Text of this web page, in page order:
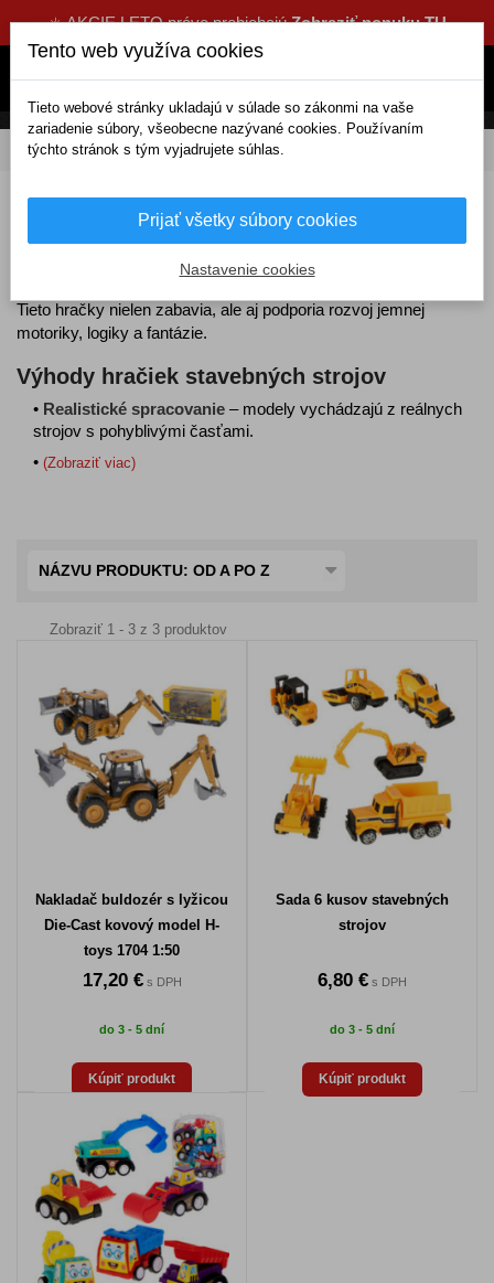
☀️ AKCIE LETO práve prebiehajúZobraziť ponuku TU
DOMOV Deti a auto Autíčkovo
Detské stavebné stroje na hranie
Detské stavebné strojesú skvelou voľbou pre malých
Tieto hračky nielen zabavia, ale aj podporia rozvoj jemnej
motoriky, logiky a fantázie.
Výhody hračiek stavebných strojov
• Realistické spracovanie – modely vychádzajú z reálnych
strojov s pohyblivými časťami.
• (Zobraziť viac)
NÁZVU PRODUKTU: OD A PO Z
Zobraziť 1 - 3 z 3 produktov
Nakladač buldozér s lyžicou
Die-Cast kovový model H-
toys 1704 1:50
17,20 €s DPH
do 3 - 5 dní
Kúpiť produkt
Sada 6 kusov stavebných
strojov
6,80 € s DPH
do 3 - 5 dní
Kúpiť produkt
Tento web využíva cookies
Tieto webové stránky ukladajú v súlade so zákonmi na vaše
zariadenie súbory, všeobecne nazývané cookies. Používaním
týchto stránok s tým vyjadrujete súhlas.
Prijať všetky súbory cookies
Nastavenie cookies